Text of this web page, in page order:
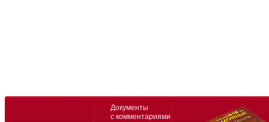
Документы
с комментариями